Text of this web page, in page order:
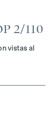
2/110
vistas al